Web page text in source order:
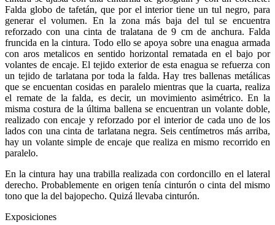
Falda globo de tafetán, que por el interior tiene un tul negro, para
generar el volumen. En la zona más baja del tul se encuentra
reforzado con una cinta de tralatana de 9 cm de anchura. Falda
fruncida en la cintura. Todo ello se apoya sobre una enagua armada
con aros metalicos en sentido horizontal rematada en el bajo por
volantes de encaje. El tejido exterior de esta enagua se refuerza con
un tejido de tarlatana por toda la falda. Hay tres ballenas metálicas
que se encuentan cosidas en paralelo mientras que la cuarta, realiza
el remate de la falda, es decir, un movimiento asimétrico. En la
misma costura de la última ballena se encuentran un volante doble,
realizado con encaje y reforzado por el interior de cada uno de los
lados con una cinta de tarlatana negra. Seis centímetros más arriba,
hay un volante simple de encaje que realiza en mismo recorrido en
paralelo.
En la cintura hay una trabilla realizada con cordoncillo en el lateral
derecho. Probablemente en origen tenía cinturón o cinta del mismo
tono que la del bajopecho. Quizá llevaba cinturón.
Exposiciones